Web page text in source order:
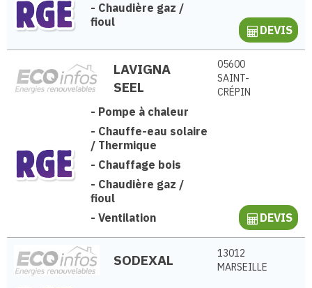
- Chaudière gaz /
fioul
DEVIS
LAVIGNA
SEEL
05600
SAINT-
CRÉPIN
- Pompe à chaleur
- Chauffe-eau solaire
/ Thermique
- Chauffage bois
- Chaudière gaz /
fioul
- Ventilation DEVIS
SODEXAL
13012
MARSEILLE